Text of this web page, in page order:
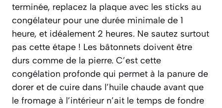
terminée, replacez la plaque avec les sticks au
congélateur pour une durée minimale de 1
heure, et idéalement 2 heures. Ne sautez surtout
pas cette étape ! Les bâtonnets doivent être
durs comme de la pierre. C’est cette
congélation profonde qui permet à la panure de
dorer et de cuire dans l’huile chaude avant que
le fromage à l’intérieur n’ait le temps de fondre